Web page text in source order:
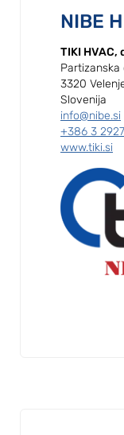
NIBE
TIKI HVAC,
Partizanska
3320
Slovenija
info@nibe.si
+386 3
www.tiki.si